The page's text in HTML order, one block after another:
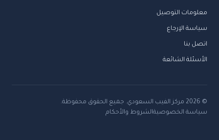
معلومات التوصيل
سياسة الإرجاع
اتصل بنا
الأسئلة الشائعة
©
2026 مركز الفيب السعودي. جميع الحقوق محفوظة.
سياسة الخصوصيةالشروط والأحكام